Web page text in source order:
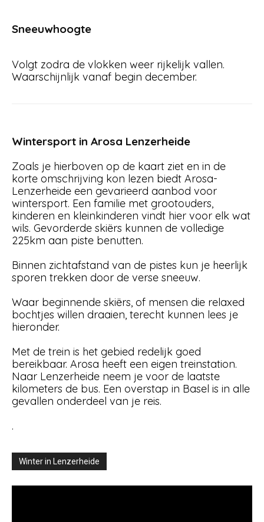
Sneeuwhoogte
Volgt zodra de vlokken weer rijkelijk vallen.
Waarschijnlijk vanaf begin december.
Wintersport in Arosa Lenzerheide
Zoals je hierboven op de kaart ziet en in de
korte omschrijving kon lezen biedt Arosa-
Lenzerheide een gevarieerd aanbod voor
wintersport. Een familie met grootouders,
kinderen en kleinkinderen vindt hier voor elk wat
wils. Gevorderde skiërs kunnen de volledige
225km aan piste benutten.
Binnen zichtafstand van de pistes kun je heerlijk
sporen trekken door de verse sneeuw.
Waar beginnende skiërs, of mensen die relaxed
bochtjes willen draaien, terecht kunnen lees je
hieronder.
Met de trein is het gebied redelijk goed
bereikbaar. Arosa heeft een eigen treinstation.
Naar Lenzerheide neem je voor de laatste
kilometers de bus. Een overstap in Basel is in alle
gevallen onderdeel van je reis.
.
Winter in Lenzerheide